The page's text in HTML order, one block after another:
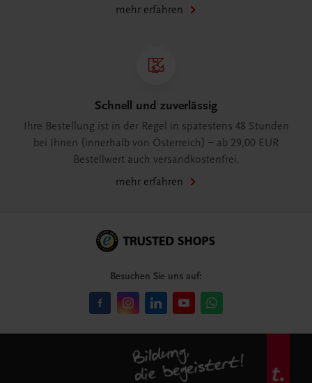
mehr erfahren
Schnell und zuverlässig
Ihre Bestellung ist in der Regel in spätestens 48 Stunden
bei Ihnen (innerhalb von Österreich) – ab 29,00 EUR
Bestellwert auch versandkostenfrei.
mehr erfahren
Besuchen Sie uns auf: